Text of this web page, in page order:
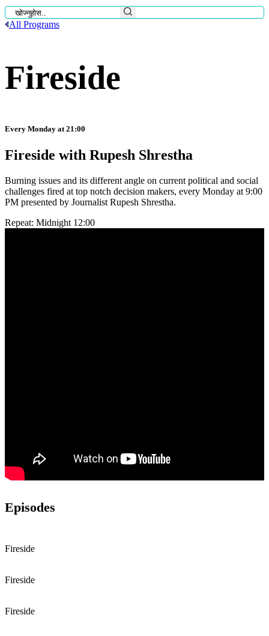
All Programs
Fireside
Every Monday at 21:00
Fireside with Rupesh Shrestha
Burning issues and its different angle on current political and social
challenges fired at top notch decision makers, every Monday at 9:00
PM presented by Journalist Rupesh Shrestha.
Repeat: Midnight 12:00
Episodes
Fireside
Fireside
Fireside